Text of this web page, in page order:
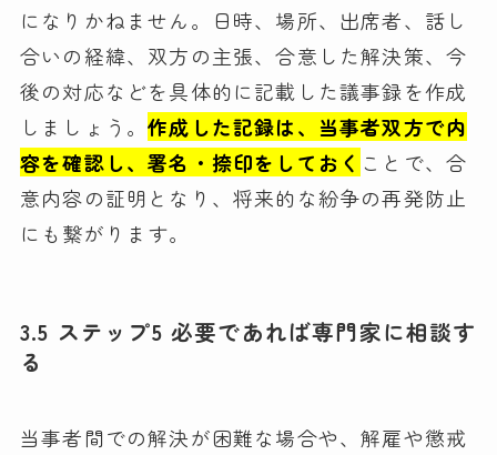
になりかねません。日時、場所、出席者、話し
合いの経緯、双方の主張、合意した解決策、今
後の対応などを具体的に記載した議事録を作成
しましょう。作成した記録は、当事者双方で内
容を確認し、署名・捺印をしておく ことで、合
意内容の証明となり、将来的な紛争の再発防止
にも繋がります。
3.5 ステップ5 必要であれば専門家に相談す
る
当事者間での解決が困難な場合や、解雇や懲戒